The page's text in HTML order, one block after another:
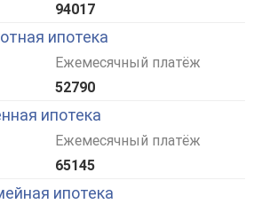
94017
ипотека
Ежемесячный платёж
52790
ипотека
Ежемесячный платёж
65145
ипотека